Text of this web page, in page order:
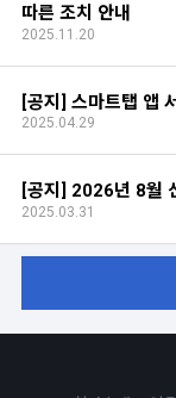
따른 조치 안내
2025.11.20
[공지] 스마트탭 앱
2025.04.29
[공지] 2026년 8월
2025.03.31